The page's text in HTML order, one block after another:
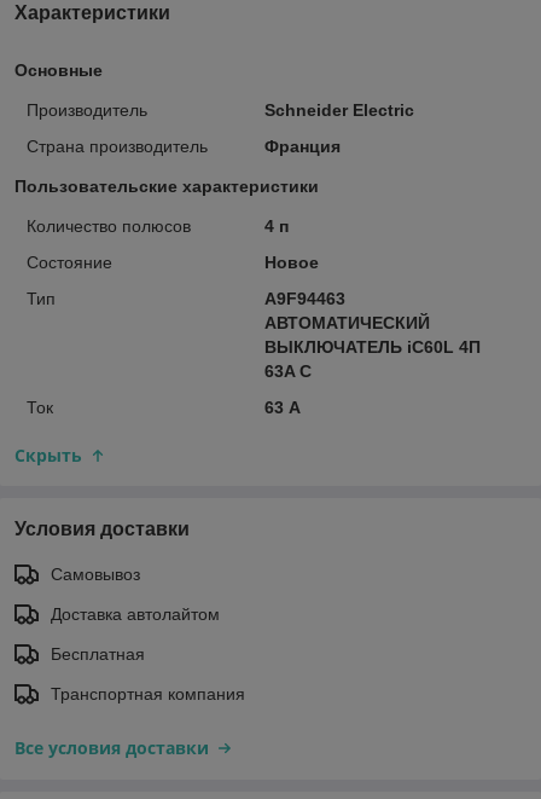
Характеристики
Основные
Производитель
Schneider Electric
Страна производитель
Франция
Пользовательские характеристики
Количество полюсов
4 п
Состояние
Новое
Тип
A9F94463
АВТОМАТИЧЕСКИЙ
ВЫКЛЮЧАТЕЛЬ iC60L 4П
63A C
Ток
63 А
Скрыть
Условия доставки
Самовывоз
Доставка автолайтом
Бесплатная
Транспортная компания
Все условия доставки